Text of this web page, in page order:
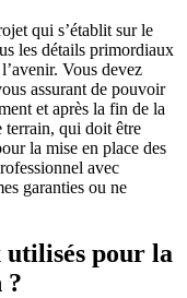
qui s’établit sur le
les détails primordiaux
Vous devez
assurant de pouvoir
et après la fin de la
terrain, qui doit être
la mise en place des
avec
garanties ou ne
utilisés pour la
?